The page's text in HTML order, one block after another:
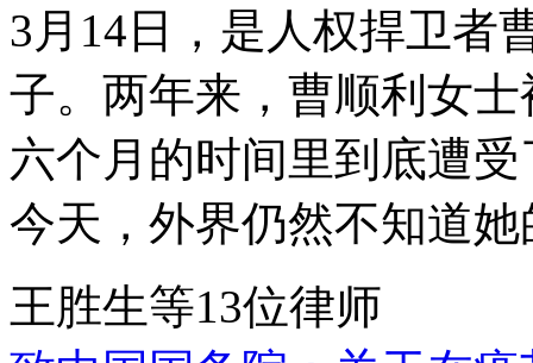
3月14日，是人权捍卫者
子。两年来，曹顺利女
六个月的时间里到底遭
今天，外界仍然不知道
王胜生等13位律师